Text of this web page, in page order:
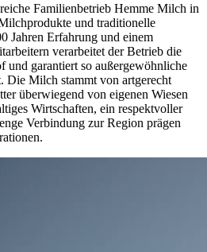
Familienbetrieb Hemme Milch in
und traditionelle
Jahren Erfahrung und einem
verarbeitet der Betrieb die
garantiert so außergewöhnliche
Die Milch stammt von artgerecht
überwiegend von eigenen Wiesen
Wirtschaften, ein respektvoller
Verbindung zur Region prägen